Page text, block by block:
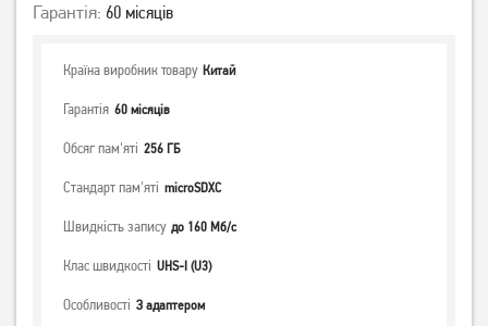
Гарантія: 60 місяців
Країна виробник товару Китай
Гарантія 60 місяців
Обсяг пам'яті 256 ГБ
Стандарт пам'яті microSDXC
Швидкість запису до 160 Мб/с
Клас швидкості UHS-I (U3)
Особливості З адаптером